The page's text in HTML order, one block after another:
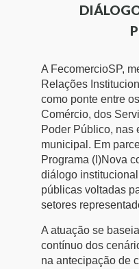
PROJETOS ESPECIAIS:
Afixação de preços e
PROJETOS ESPECIAIS:
SENAC
Cecomercio
Licitações
Prêmio de
Conselho de Assuntos
Conselho Estadual de
Conselho de Economia
Conselho Superior de
Conselho do Comércio
Conselho de Serviços
Conselho de Relações
Conselho de
A FecomercioSP,
Relações
como ponte entre
Comércio, dos
Poder Público, nas
municipal. Em
Programa (I)Nova
diálogo
públicas voltadas
setores
A atuação se
contínuo dos
na antecipação de